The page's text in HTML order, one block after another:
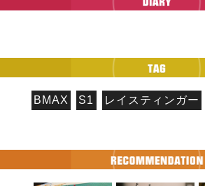
BMAX S1 レイスティンガー